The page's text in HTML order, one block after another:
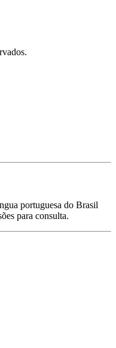
portuguesa do Brasil
para consulta.